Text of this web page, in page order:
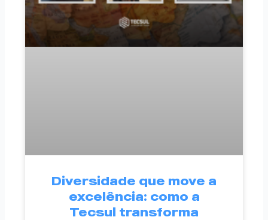
Diversidade que move a
excelência: como a
Tecsul transforma